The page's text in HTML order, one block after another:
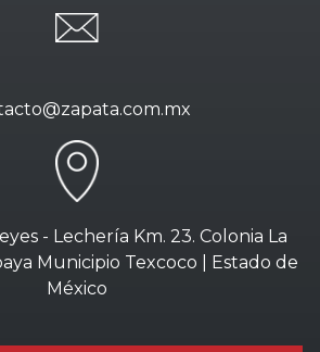
- Lechería Km. 23. Colonia La
Municipio Texcoco | Estado de
México